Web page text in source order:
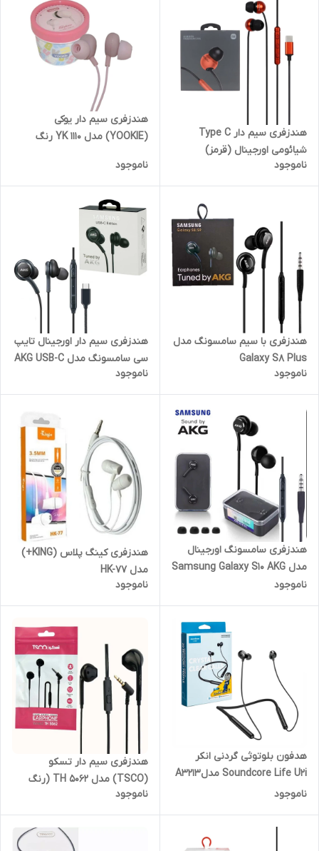
هندزفری سیم دار Type C
شیائومی اورجینال (قرمز)
ناموجود
هندزفری سیم دار یوکی
(YOOKIE) مدل YK 1110 رنگ
ناموجود
هندزفری با سیم سامسونگ مدل
Galaxy S8 Plus
ناموجود
هندزفری سیم دار اورجینال تایپ
سی سامسونگ مدل AKG USB-C
پارتیان)
ناموجود
هندزفری سامسونگ اورجینال
مدل Samsung Galaxy S10 AKG
( اورجینال سر جعبه )
ناموجود
هندزفری کینگ پلاس (KING+)
مدل HK-77
ناموجود
هدفون بلوتوثی گردنی انکر
Soundcore Life U2i مدلA3213
ناموجود
هندزفری سیم دار تسکو
(TSCO) مدل TH 5062 (رنگ
مشکی)
ناموجود